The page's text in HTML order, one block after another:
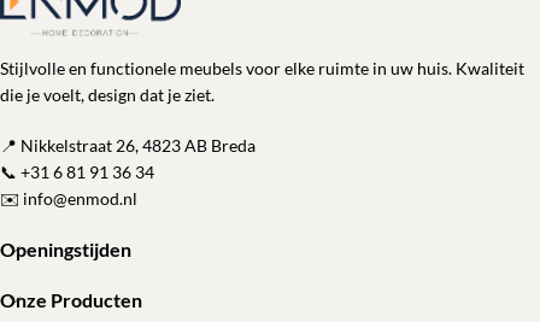
Stijlvolle en functionele meubels voor elke ruimte in uw huis. Kwaliteit
die je voelt, design dat je ziet.
📍 Nikkelstraat 26, 4823 AB Breda
📞 +31 6 81 91 36 34
✉️ info@enmod.nl
Openingstijden
Onze Producten